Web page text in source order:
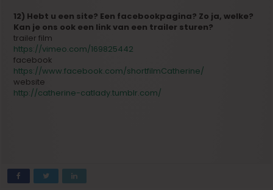
12) Hebt u een site? Een facebookpagina? Zo ja, welke?
Kan je ons ook een link van een trailer sturen?
trailer film
https://vimeo.com/169825442
facebook
https://www.facebook.com/shortfilmCatherine/
website
http://catherine-catlady.tumblr.com/